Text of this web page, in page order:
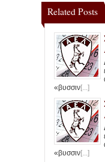
Related Posts
«βυσσιν[...]
«βυσσιν[...]